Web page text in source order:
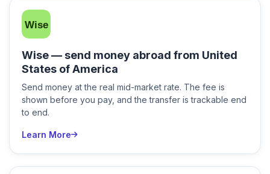
Wise — send money abroad from United
States of America
Send money at the real mid-market rate. The fee is
shown before you pay, and the transfer is trackable end
to end.
Learn More